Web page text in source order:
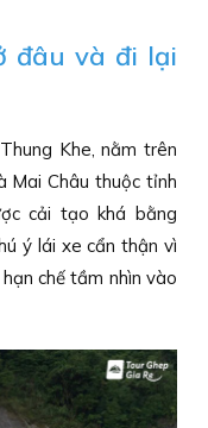
đâu và đi lại
Khe, nằm trên
Mai Châu thuộc tỉnh
cải tạo khá bằng
ý lái xe cẩn thận vì
chế tầm nhìn vào